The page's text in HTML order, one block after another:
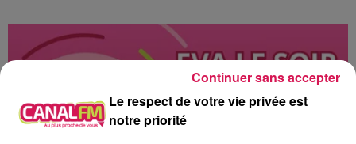
Le respect de votre vie privée est
notre priorité
Continuer sans accepter